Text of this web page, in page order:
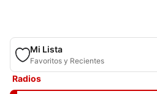
Mi Lista
Favoritos y Recientes
Radios